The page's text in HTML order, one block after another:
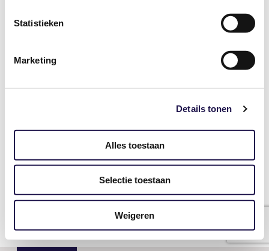
Statistieken
Marketing
Details tonen
Alles toestaan
Selectie toestaan
Weigeren
Wachtwoord
Wachtwoord vergeten?
Heeft u nog geen account voor Mijn ABU?
Vraag deze dan hier aan.